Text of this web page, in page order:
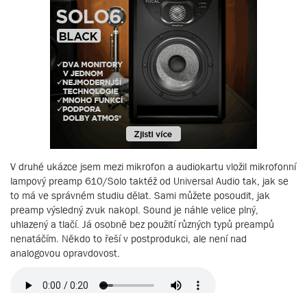
V druhé ukázce jsem mezi mikrofon a audiokartu vložil mikrofonní
lampový preamp 610/Solo taktéž od Universal Audio tak, jak se
to má ve správném studiu dělat. Sami můžete posoudit, jak
preamp výsledný zvuk nakopl. Sound je náhle velice plný,
uhlazený a tlačí. Já osobně bez použití různých typů preampů
nenatáčím. Někdo to řeší v postprodukci, ale není nad
analogovou opravdovost.